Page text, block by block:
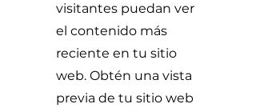
visitantes puedan ver
el contenido más
reciente en tu sitio
web. Obtén una vista
previa de tu sitio web